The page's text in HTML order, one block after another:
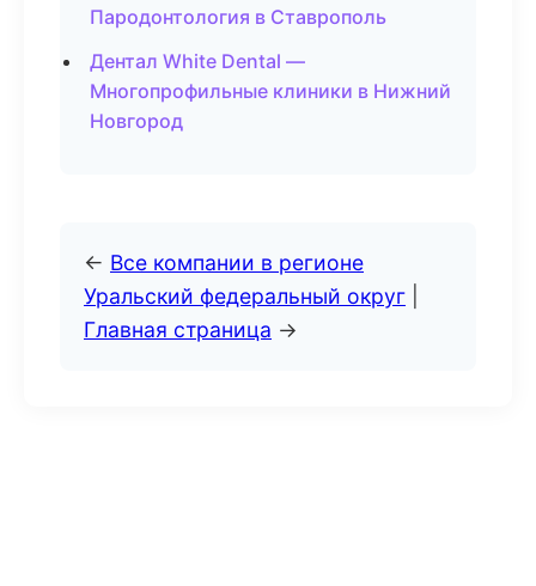
Пародонтология в Ставрополь
Дентал White Dental —
Многопрофильные клиники в Нижний
Новгород
← Все компании в регионе
Уральский федеральный округ
Главная страница →